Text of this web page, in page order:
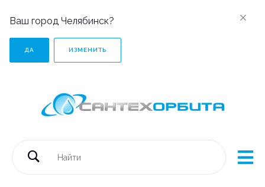
Ваш город Челябинск?
ДА ИЗМЕНИТЬ